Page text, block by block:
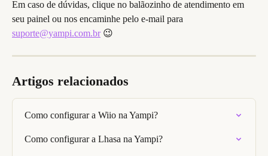
Em caso de dúvidas, clique no balãozinho de atendimento em
seu painel ou nos encaminhe pelo e-mail para
suporte@yampi.com.br 😉
Artigos relacionados
Como configurar a Wiio na Yampi?
Como configurar a Lhasa na Yampi?